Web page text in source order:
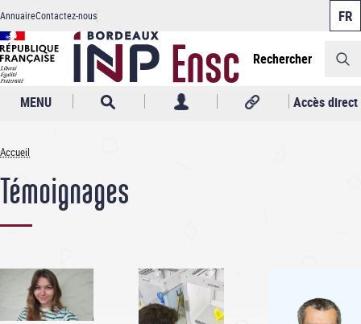
Aller
au
contenu
principal
Header
AnnuaireContactez-nous
Rechercher
MENU Accès direct
Fil
d'Ariane
Accueil
Témoignages
Panneau de gestion des cookies